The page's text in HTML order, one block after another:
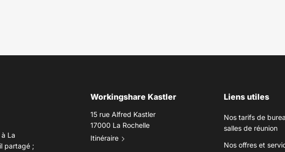
La
partagé ;
Workingshare Kastler
15 rue Alfred Kastler
17000 La Rochelle
Itinéraire
Liens utiles
Nos tarifs de
salles de réunion
Nos offres et